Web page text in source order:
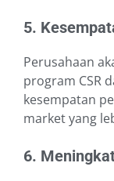
5.
Perusahaan
program CSR
kesempatan
market yang
6.